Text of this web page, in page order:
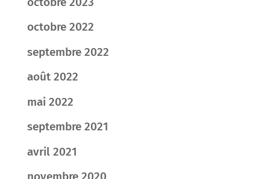
octobre 2022
septembre 2022
août 2022
mai 2022
septembre 2021
avril 2021